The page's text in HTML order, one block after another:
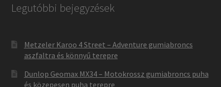
Legutóbbi bejegyzések
Metzeler Karoo 4 Street – Adventure gumiabroncs
aszfaltra és könnyű terepre
Dunlop Geomax MX34 – Motokrossz gumiabroncs puha
és közepesen puha terepre